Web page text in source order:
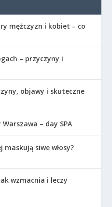
mężczyzn i kobiet – co
– przyczyny i
objawy i skuteczne
– day SPA
siwe włosy?
wzmacnia i leczy